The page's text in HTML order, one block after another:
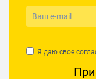
Я даю свое